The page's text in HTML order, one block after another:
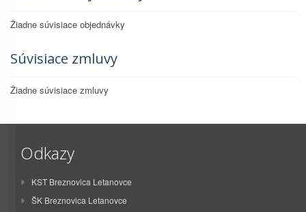
Žiadne súvisiace objednávky
Súvisiace zmluvy
Žiadne súvisiace zmluvy
Odkazy
KST Breznovica Letanovce
ŠK Breznovica Letanovce